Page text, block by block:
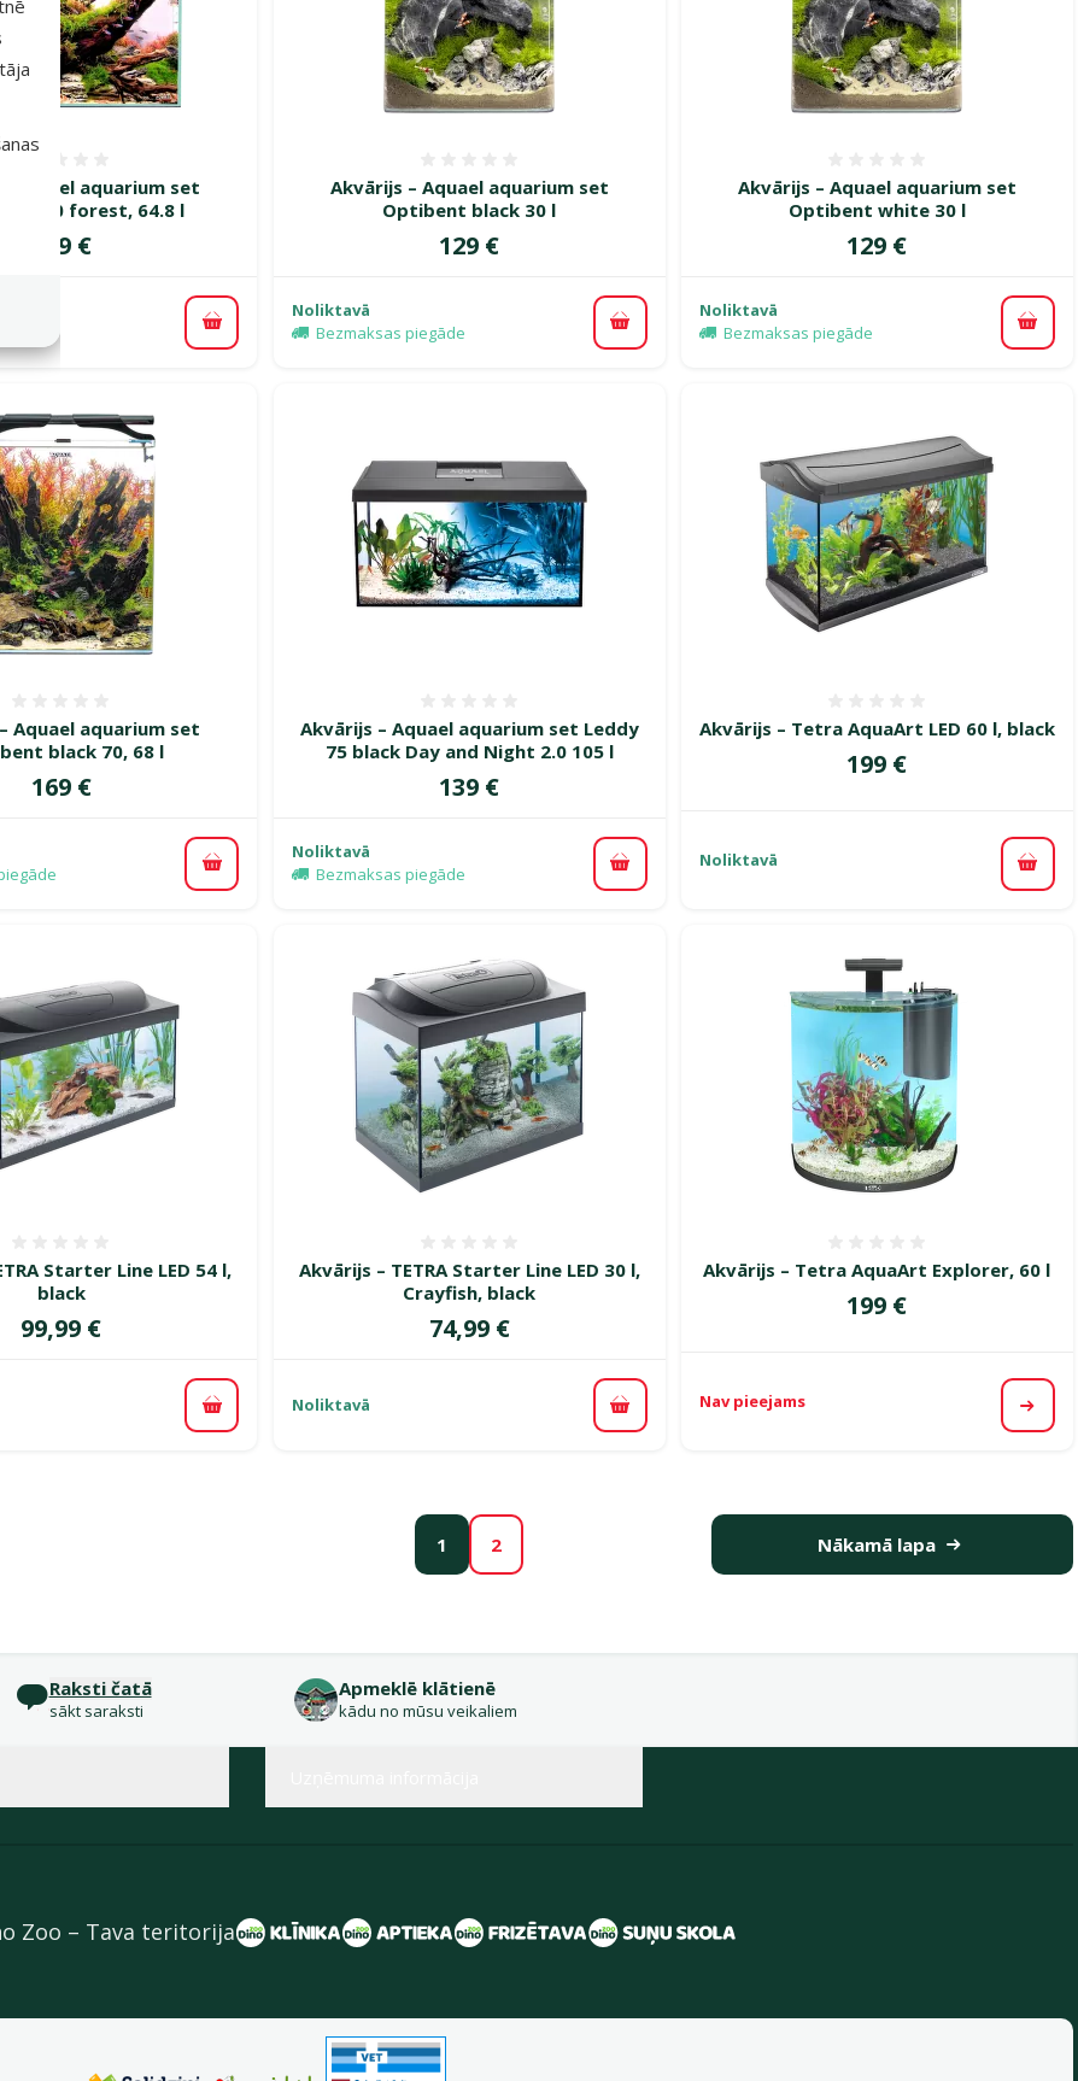
Aquael aquarium set
60 forest, 64.8 l
Cena
219 €
Pievienot grozam
Akvārijs – Aquael aquarium set
Optibent black 30 l
Cena
129 €
Noliktavā
Bezmaksas piegāde
Pievienot grozam
Akvārijs – Aquael aquarium set
Optibent white 30 l
Cena
129 €
Noliktavā
Bezmaksas piegāde
Aquael aquarium set
black 70, 68 l
Cena
169 €
Pievienot grozam
Akvārijs – Aquael aquarium set Leddy
75 black Day and Night 2.0 105 l
Cena
139 €
Noliktavā
Bezmaksas piegāde
Pievienot grozam
Akvārijs – Tetra AquaArt LED 60 l, black
Cena
199 €
Noliktavā
Starter Line LED 54 l,
black
Cena
99,99 €
Pievienot grozam
Akvārijs – TETRA Starter Line LED 30 l,
Crayfish, black
Cena
74,99 €
Noliktavā Pievienot grozam
Akvārijs – Tetra AquaArt Explorer, 60 l
Cena
199 €
Nav pieejams
1 2 Nākamā lapa
Raksti čatā
sākt saraksti
Apmeklē klātienē
kādu no mūsu veikaliem
Zoo – Tava teritorija